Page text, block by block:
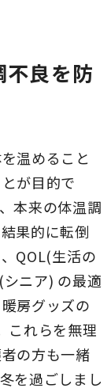
不良を防
温めること
が目的で
本来の体温調
果的に転倒
QOL(生活の
ニア) の最適
房グッズの
これらを無理
の方も一緒
を過ごしまし